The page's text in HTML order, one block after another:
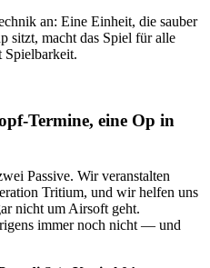
an: Eine Einheit, die sauber
sitzt, macht das Spiel für alle
Spielbarkeit.
Termine, eine Op in
Passive. Wir veranstalten
Tritium, und wir helfen uns
nicht um Airsoft geht.
immer noch nicht — und